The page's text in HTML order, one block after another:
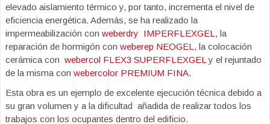
elevado aislamiento térmico y, por tanto, incrementa el nivel de
eficiencia energética. Además, se ha realizado la
impermeabilización con weberdry IMPERFLEXGEL , la
reparación de hormigón con weberep NEOGEL , la colocación
cerámica con webercol FLEX3 SUPERFLEXGELy el rejuntado
de la misma con webercolor PREMIUM FINA.
Esta obra es un ejemplo de excelente ejecución técnica debido a
su gran volumen y a la dificultad añadida de realizar todos los
trabajos con los ocupantes dentro del edificio.